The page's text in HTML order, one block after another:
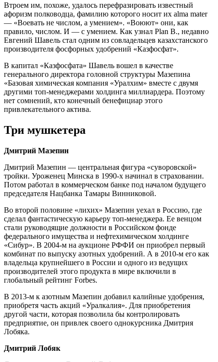
Втроем им, похоже, удалось перефразировать известный
афоризм полководца, фамилию которого носит их alma mater
— «Воевать не числом, а умением». «Воюют» они, как
правило, числом. И — с умением. Как узнал Plan B., недавно
Евгений Шавель стал одним из совладельцев казахстанского
производителя фосфорных удобрений «Казфосфат».
В капитал «Казфосфата» Шавель вошел в качестве
генерального директора головной структуры Мазепина
«Базовая химическая компания «Уралхим» вместе с двумя
другими топ-менеджерами холдинга миллиардера. Поэтому
нет сомнений, кто конечный бенефициар этого
привлекательного актива.
Три мушкетера
Дмитрий Мазепин
Дмитрий Мазепин — центральная фигура «суворовской»
тройки. Уроженец Минска в 1990-х начинал в страховании.
Потом работал в коммерческом банке под началом будущего
председателя Нацбанка Тамары Винниковой.
Во второй половине «лихих» Мазепин уехал в Россию, где
сделал фантастическую карьеру топ-менеджера. Ее венцом
стали руководящие должности в Российском фонде
федерального имущества и нефтехимическом холдинге
«Сибур». В 2004-м на аукционе РФФИ он приобрел первый
комбинат по выпуску азотных удобрений. А в 2010-м его как
владельца крупнейшего в России и одного из ведущих
производителей этого продукта в мире включили в
глобальный рейтинг Forbes.
В 2013-м к азотным Мазепин добавил калийные удобрения,
приобретя часть акций «Уралкалия». Для приобретения
другой части, которая позволила бы контролировать
предприятие, он привлек своего однокурсника Дмитрия
Лобяка.
Дмитрий Лобяк